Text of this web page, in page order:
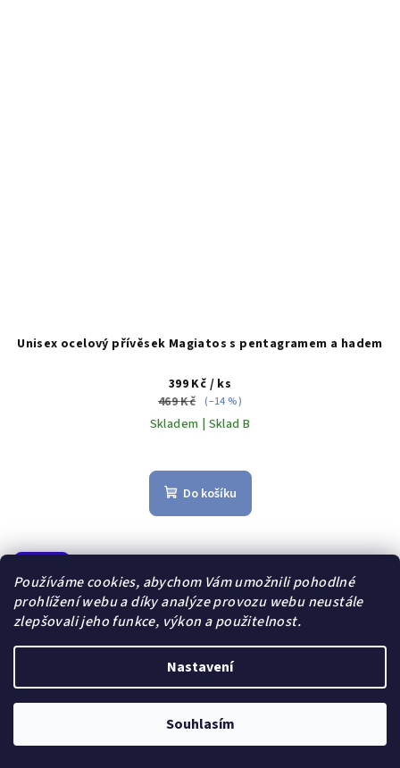
Používáme cookies, abychom Vám umožnili pohodlné
prohlížení webu a díky analýze provozu webu neustále
zlepšovali jeho funkce, výkon a použitelnost.
Nastavení
Souhlasím
Unisex ocelový přívěsek Magiatos s pentagramem a hadem
399 Kč / ks
469 Kč (–14 %)
Skladem | Sklad B
Do košíku
Dárek zdarma